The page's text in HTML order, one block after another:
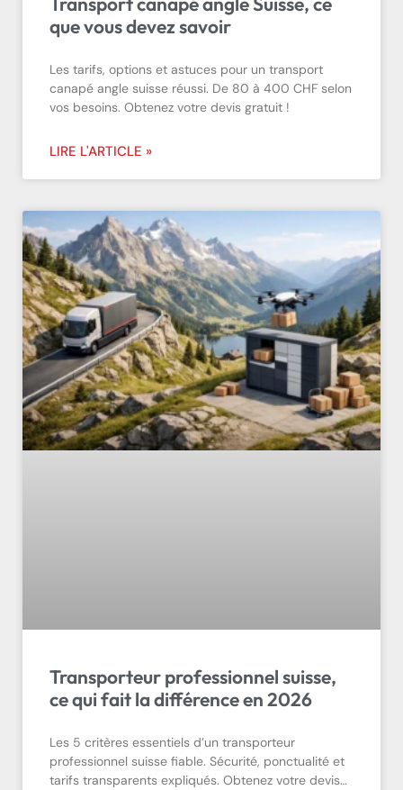
que vous devez savoir
Les tarifs, options et astuces pour un transport
canapé angle suisse réussi. De 80 à 400 CHF selon
vos besoins. Obtenez votre devis gratuit !
LIRE L'ARTICLE »
Transporteur professionnel suisse,
ce qui fait la différence en 2026
Les 5 critères essentiels d’un transporteur
professionnel suisse fiable. Sécurité, ponctualité et
tarifs transparents expliqués. Obtenez votre devis…